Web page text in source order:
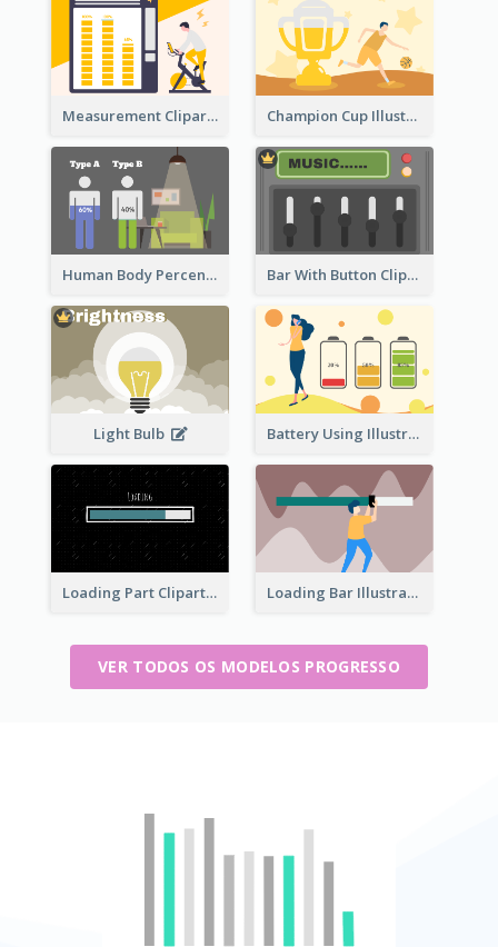
Measurement Clipart Champion Cup Illustration
Human Body Percentage Comparison Bar With Button Clipart
Light Bulb Battery Using Illustration
Loading Part Clipart Loading Bar Illustration
VER TODOS OS MODELOS PROGRESSO